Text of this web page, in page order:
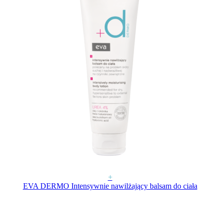
+
EVA DERMO Intensywnie nawilżający balsam do ciała